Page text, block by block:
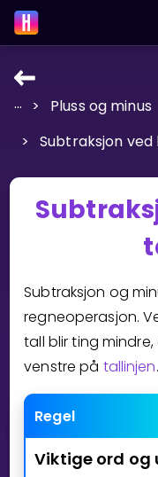
LÆRINGSVERKTØY
Læreplan
Vis mer
Junior Matte
Vis mer
Bestill
... >
Pluss og minus
>
Subtraksjon
Subtraksjon og
regneoperasjon.
tall blir ting
venstre på tallinjen.
Regel
Viktige ord og